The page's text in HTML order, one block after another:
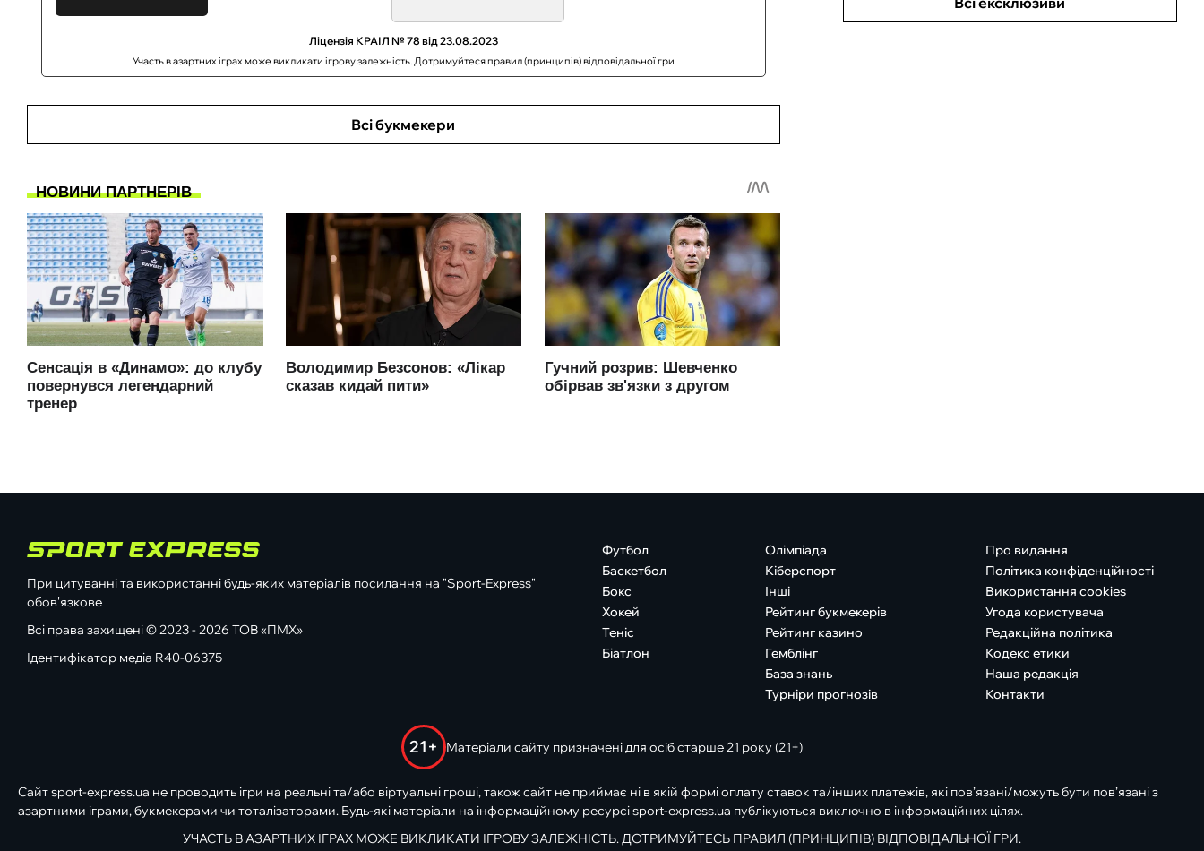
Ліцензія КРАІЛ № 78 від 23.08.2023
Участь в азартних іграх може викликати ігрову залежність. Дотримуйтеся правил (принципів) відповідальної гри
Всі букмекери
При цитуванні та використанні будь-яких матеріалів посилання на "Sport-Express"
обов'язкове
Всі права захищені © 2023 - 2026 ТОВ «ПМХ»
Ідентифікатор медіа R40-06375
Футбол
Баскетбол
Бокс
Хокей
Теніс
Біатлон
Олімпіада
Кіберспорт
Інші
Рейтинг букмекерів
Рейтинг казино
Гемблінг
База знань
Турніри прогнозів
Про видання
Політика конфіденційності
Використання cookies
Угода користувача
Редакційна політика
Кодекс етики
Наша редакція
Контакти
21+ Матеріали сайту призначені для осіб старше 21 року (21+)
Сайт sport-express.ua не проводить ігри на реальні та/або віртуальні гроші, також сайт не приймає ні в якій формі оплату ставок та/інших платежів, які пов’язані/можуть бути пов’язані з
азартними іграми, букмекерами чи тоталізаторами. Будь-які матеріали на інформаційному ресурсі sport-express.ua публікуються виключно в інформаційних цілях.
УЧАСТЬ В АЗАРТНИХ ІГРАХ МОЖЕ ВИКЛИКАТИ ІГРОВУ ЗАЛЕЖНІСТЬ. ДОТРИМУЙТЕСЬ ПРАВИЛ (ПРИНЦИПІВ) ВІДПОВІДАЛЬНОЇ ГРИ.